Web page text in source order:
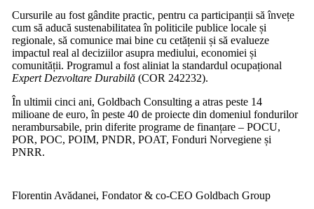
Cursurile au fost gândite practic, pentru ca participanții să învețe
cum să aducă sustenabilitatea în politicile publice locale și
regionale, să comunice mai bine cu cetățenii și să evalueze
impactul real al deciziilor asupra mediului, economiei și
comunității. Programul a fost aliniat la standardul ocupațional
Expert Dezvoltare Durabilă (COR 242232).
În ultimii cinci ani, Goldbach Consulting a atras peste 14
milioane de euro, în peste 40 de proiecte din domeniul fondurilor
nerambursabile, prin diferite programe de finanțare – POCU,
POR, POC, POIM, PNDR, POAT, Fonduri Norvegiene și
PNRR.
Florentin Avădanei, Fondator & co-CEO Goldbach Group